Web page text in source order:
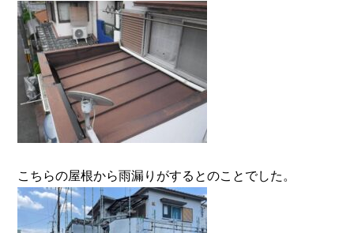
こちらの屋根から雨漏りがするとのことでした。